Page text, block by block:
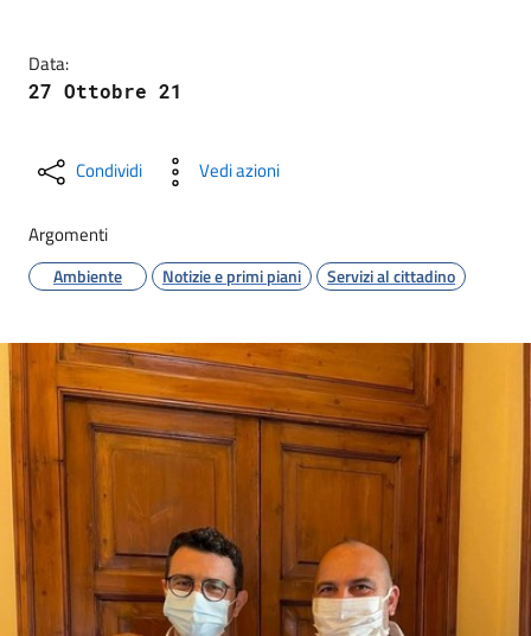
Data:
27 Ottobre 21
Condividi Vedi azioni
Argomenti
Ambiente Notizie e primi piani Servizi al cittadino